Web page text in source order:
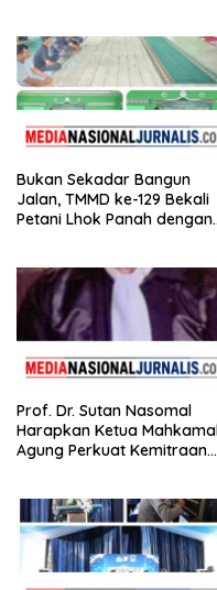
Bukan Sekadar Bangun
Jalan, TMMD ke-129 Bekali
Petani Lhok Panah dengan
Prof. Dr. Sutan Nasomal
Harapkan Ketua
Agung Perkuat Kemitraan
Watansoppeng